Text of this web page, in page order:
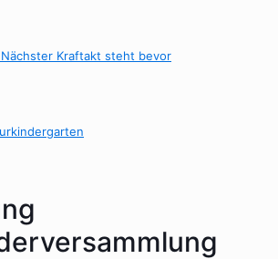
Kraftakt steht bevor